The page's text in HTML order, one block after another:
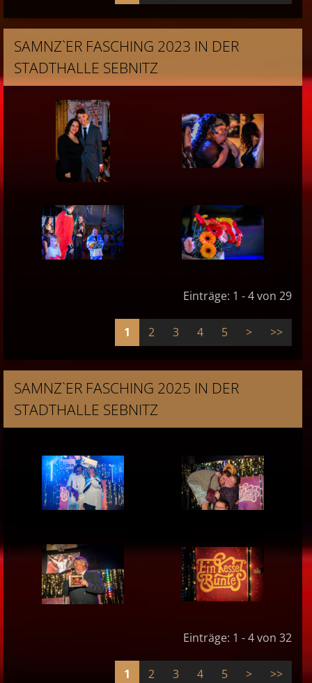
SAMNZ`ER FASCHING 2023 IN DER
STADTHALLE SEBNITZ
Einträge: 1 - 4 von 29
1 2 3 4 5 > >>
SAMNZ`ER FASCHING 2025 IN DER
STADTHALLE SEBNITZ
Einträge: 1 - 4 von 32
1 2 3 4 5 > >>